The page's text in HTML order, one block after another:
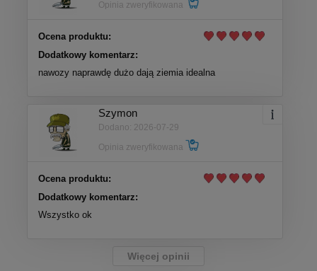
Opinia zweryfikowana
Ocena produktu:
Dodatkowy komentarz:
nawozy naprawdę dużo dają ziemia idealna
Szymon
Dodano: 2026-07-29
Opinia zweryfikowana
Ocena produktu:
Dodatkowy komentarz:
Wszystko ok
Więcej opinii